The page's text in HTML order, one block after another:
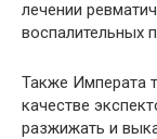
лечении
воспалительных
Также Императа
качестве
разжижать и